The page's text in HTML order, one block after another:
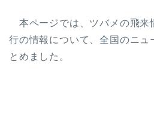
本ページでは、ツバメの飛来
行の情報について、全国のニュ
とめました。